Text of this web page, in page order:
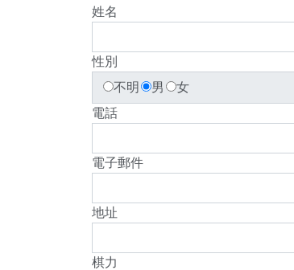
姓名
性別
不明
男
女
電話
電子郵件
地址
棋力